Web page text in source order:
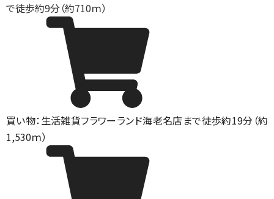
で徒歩約9分（約710ｍ）
買い物：生活雑貨フラワーランド海老名店まで徒歩約19分（約
1,530ｍ）